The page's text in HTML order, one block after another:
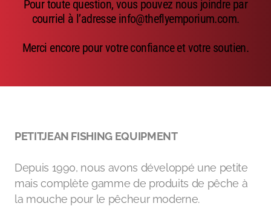
Pour toute question, vous pouvez nous joindre par
courriel à l’adresse info@theflyemporium.com.
Merci encore pour votre confiance et votre soutien.
PETITJEAN FISHING EQUIPMENT
Depuis 1990, nous avons développé une petite
mais complète gamme de produits de pêche à
la mouche pour le pêcheur moderne.
Emerger
Accessoires de pêche